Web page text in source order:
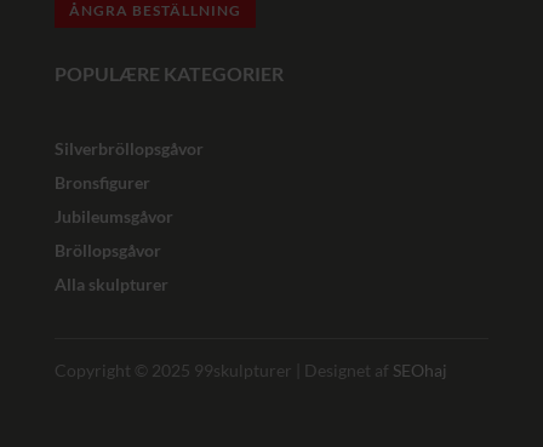
ÅNGRA BESTÄLLNING
POPULÆRE KATEGORIER
Silverbröllopsgåvor
Bronsfigurer
Jubileumsgåvor
Bröllopsgåvor
Alla skulpturer
Copyright © 2025 99skulpturer | Designet af SEOhaj